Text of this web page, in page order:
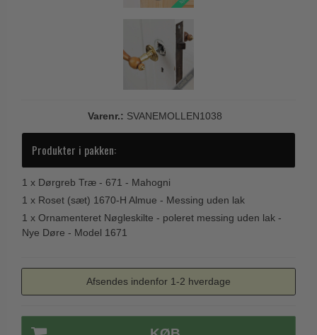
Varenr.: SVANEMOLLEN1038
Produkter i pakken:
1 x Dørgreb Træ - 671 - Mahogni
1 x Roset (sæt) 1670-H Almue - Messing uden lak
1 x Ornamenteret Nøgleskilte - poleret messing uden lak -
Nye Døre - Model 1671
Afsendes indenfor 1-2 hverdage